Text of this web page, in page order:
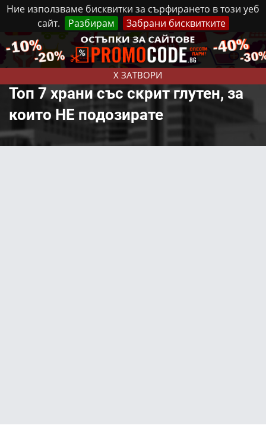
Ние използваме бисквитки за сърфирането в този уеб
сайт.
Разбирам Забрани бисквитките
X ЗАТВОРИ
Неделя, 9 Август, 2026 Реклама Контакти
Топ 7 храни със скрит глутен, за
които НЕ подозирате